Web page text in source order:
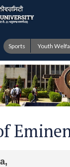
Sports Youth